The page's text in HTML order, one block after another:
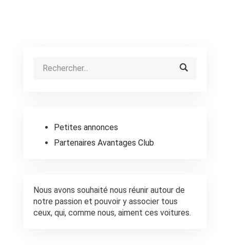
Petites annonces
Partenaires Avantages Club
Nous avons souhaité nous réunir autour de
notre passion et pouvoir y associer tous
ceux, qui, comme nous, aiment ces voitures.